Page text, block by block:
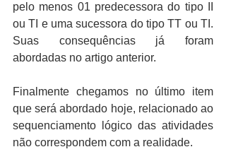
pelo menos 01 predecessora do tipo II
ou TI e uma sucessora do tipo TT ou TI.
Suas consequências já foram
abordadas no artigo anterior.
Finalmente chegamos no último item
que será abordado hoje, relacionado ao
sequenciamento lógico das atividades
não correspondem com a realidade.